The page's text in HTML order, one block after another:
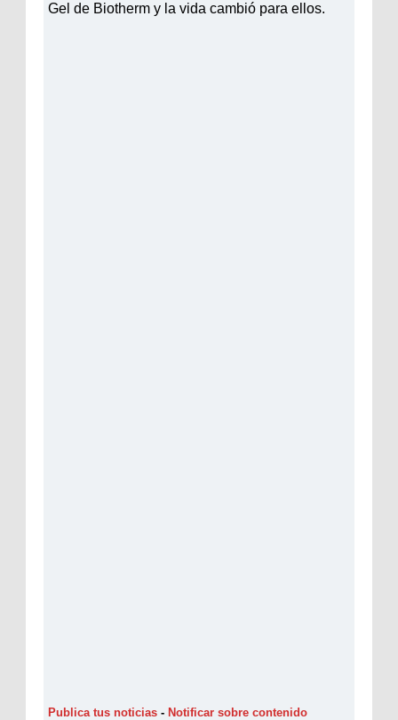
Gel de Biotherm y la vida cambió para ellos.
Publica tus noticias - Notificar sobre contenido